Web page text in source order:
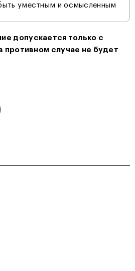
уместным и осмысленным
допускается только с
противном случае не будет